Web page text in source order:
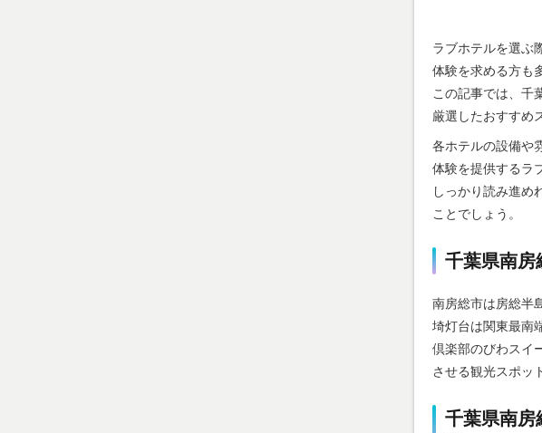
ラブホテルを選ぶ
体験を求める方も
この記事では、千
厳選したおすすめ
各ホテルの設備や
体験を提供するラ
しっかり読み進め
ことでしょう。
千葉県南房
南房総市は房総半
埼灯台は関東最南
倶楽部のびわスイ
させる観光スポッ
千葉県南房